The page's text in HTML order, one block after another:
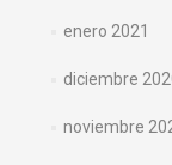
enero 2021
diciembre
noviembre